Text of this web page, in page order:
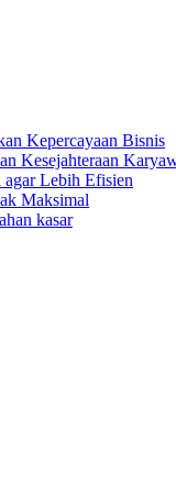
Kepercayaan Bisnis
Kesejahteraan
agar Lebih Efisien
Maksimal
kasar